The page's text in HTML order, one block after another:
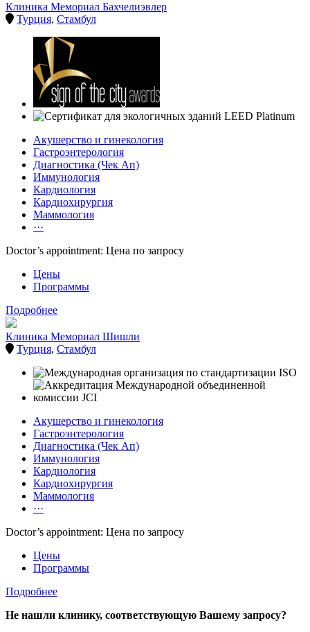
Клиника Мемориал Бахчелиэвлер
Турция, Стамбул
Акушерство и гинекология
Гастроэнтерология
Диагностика (Чек Ап)
Иммунология
Кардиология
Кардиохирургия
Маммология
···
Doctor’s appointment: Цена по запросу
Цены
Программы
Подробнее
Клиника Мемориал Шишли
Турция, Стамбул
Акушерство и гинекология
Гастроэнтерология
Диагностика (Чек Ап)
Иммунология
Кардиология
Кардиохирургия
Маммология
···
Doctor’s appointment: Цена по запросу
Цены
Программы
Подробнее
Не нашли клинику, соответствующую Вашему запросу?